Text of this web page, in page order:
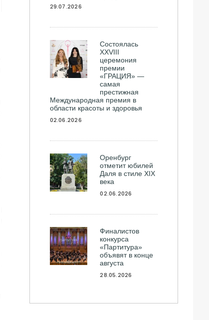
29.07.2026
Состоялась
ХXVIII
церемония
премии
«ГРАЦИЯ» —
самая
престижная
Международная премия в
области красоты и здоровья
02.06.2026
Оренбург
отметит юбилей
Даля в стиле XIX
века
02.06.2026
Финалистов
конкурса
«Партитура»
объявят в конце
августа
28.05.2026